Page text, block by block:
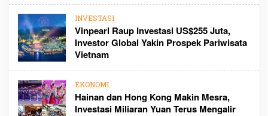
INVESTASI
Vinpearl Raup Investasi US$255 Juta,
Investor Global Yakin Prospek Pariwisata
Vietnam
EKONOMI
Hainan dan Hong Kong Makin Mesra,
Investasi Miliaran Yuan Terus Mengalir